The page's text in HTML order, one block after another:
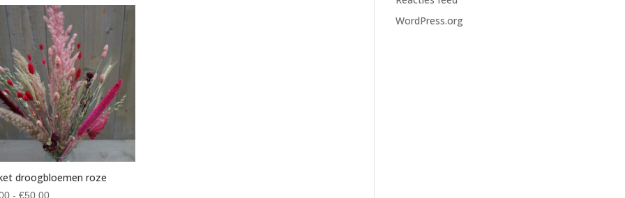
droogbloemen roze
- €50,00Prijsklasse:
WordPress.org